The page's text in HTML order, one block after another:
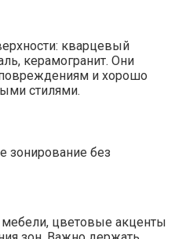
кварцевый
керамогранит. Они
повреждениям и хорошо
стилями.
зонирование без
цветовые акценты